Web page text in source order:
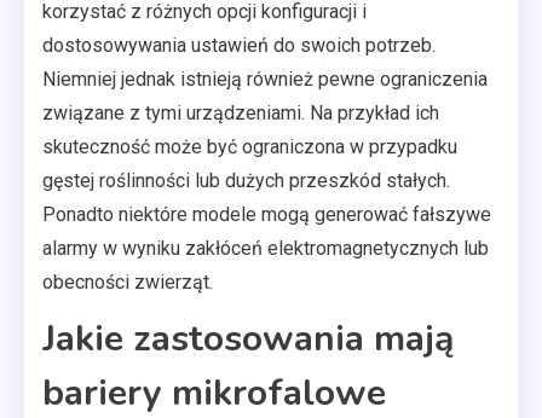
korzystać z różnych opcji konfiguracji i
dostosowywania ustawień do swoich potrzeb.
Niemniej jednak istnieją również pewne ograniczenia
związane z tymi urządzeniami. Na przykład ich
skuteczność może być ograniczona w przypadku
gęstej roślinności lub dużych przeszkód stałych.
Ponadto niektóre modele mogą generować fałszywe
alarmy w wyniku zakłóceń elektromagnetycznych lub
obecności zwierząt.
Jakie zastosowania mają
bariery mikrofalowe